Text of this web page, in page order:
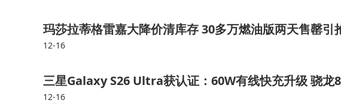
玛莎拉蒂格雷嘉大降价清库存 30多万燃油版两天售罄引
12-16
三星Galaxy S26 Ultra获认证：60W有线快充升级 骁龙
12-16